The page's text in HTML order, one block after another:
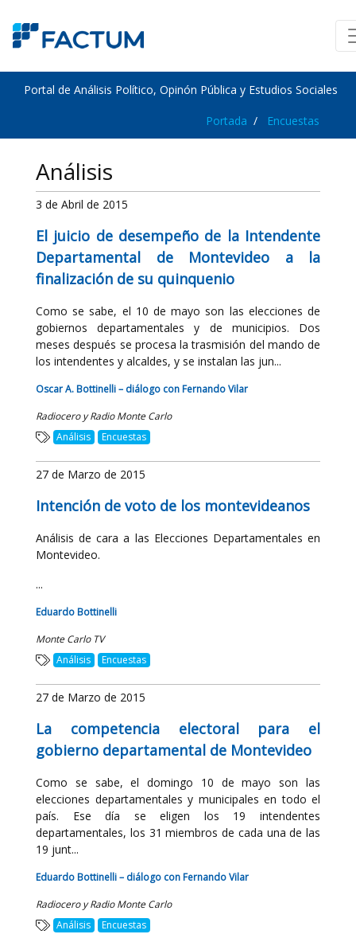
Portal de Análisis Político, Opinón Pública y Estudios Sociales
Portada Encuestas
Análisis
3 de Abril de 2015
El juicio de desempeño de la Intendente
Departamental de Montevideo a la
finalización de su quinquenio
Como se sabe, el 10 de mayo son las elecciones de
gobiernos departamentales y de municipios. Dos
meses después se procesa la trasmisión del mando de
los intendentes y alcaldes, y se instalan las jun...
Oscar A. Bottinelli – diálogo con Fernando Vilar
Radiocero y Radio Monte Carlo
Análisis
Encuestas
27 de Marzo de 2015
Intención de voto de los montevideanos
Análisis de cara a las Elecciones Departamentales en
Montevideo.
...
Eduardo Bottinelli
Monte Carlo TV
Análisis
Encuestas
27 de Marzo de 2015
La competencia electoral para el
gobierno departamental de Montevideo
Como se sabe, el domingo 10 de mayo son las
elecciones departamentales y municipales en todo el
país. Ese día se eligen los 19 intendentes
departamentales, los 31 miembros de cada una de las
19 junt...
Eduardo Bottinelli – diálogo con Fernando Vilar
Radiocero y Radio Monte Carlo
Análisis
Encuestas